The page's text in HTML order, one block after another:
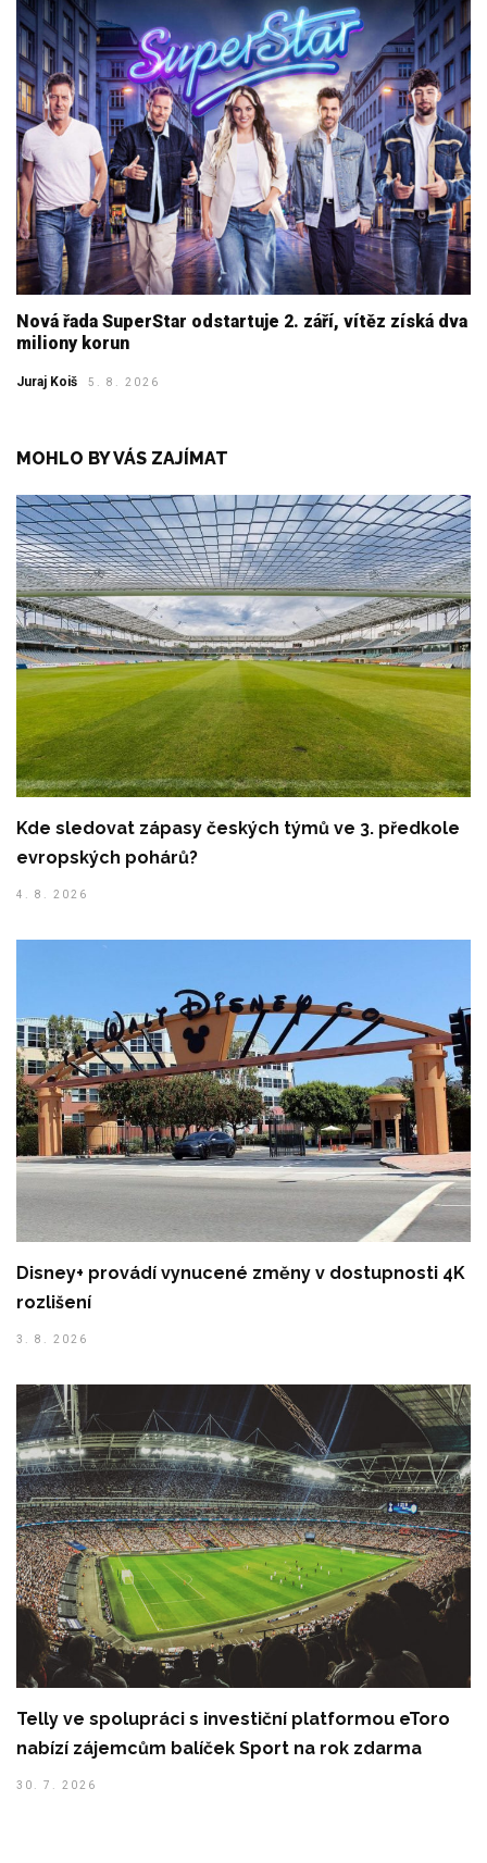
Nová řada SuperStar odstartuje 2. září, vítěz získá dva
miliony korun
Juraj Koiš 5. 8. 2026
MOHLO BY VÁS ZAJÍMAT
Kde sledovat zápasy českých týmů ve 3. předkole
evropských pohárů?
4. 8. 2026
Disney+ provádí vynucené změny v dostupnosti 4K
rozlišení
3. 8. 2026
Telly ve spolupráci s investiční platformou eToro
nabízí zájemcům balíček Sport na rok zdarma
30. 7. 2026